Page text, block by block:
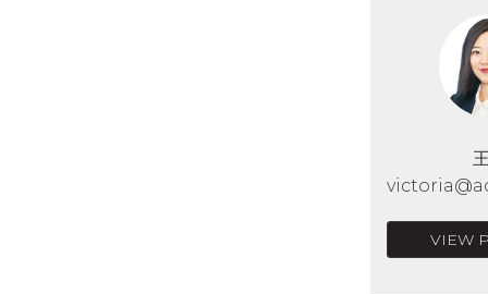
VIEW